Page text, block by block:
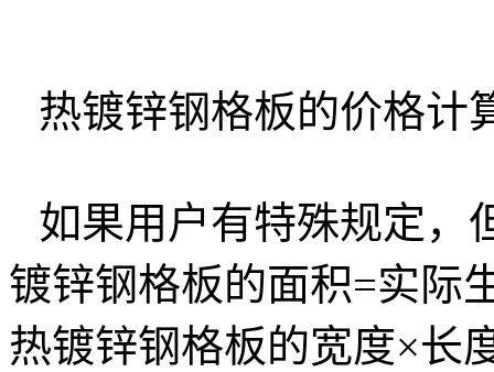
热镀锌钢格板的价格计
如果用户有特殊规定，
镀锌钢格板的面积=实际
热镀锌钢格板的宽度×长